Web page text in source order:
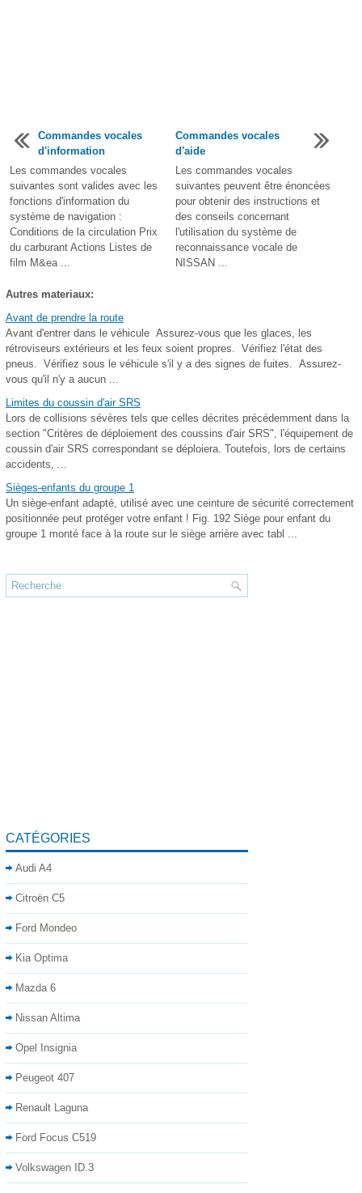
Commandes vocales
d'information
Les commandes vocales
suivantes sont valides avec les
fonctions d'information du
système de navigation :
Conditions de la circulation Prix
du carburant Actions Listes de
film M&ea ...
Commandes vocales
d'aide
Les commandes vocales
suivantes peuvent être énoncées
pour obtenir des instructions et
des conseils concernant
l'utilisation du système de
reconnaissance vocale de
NISSAN ...
Autres materiaux:
Avant de prendre la route
Avant d'entrer dans le véhicule Assurez-vous que les glaces, les
rétroviseurs extérieurs et les feux soient propres. Vérifiez l'état des
pneus. Vérifiez sous le véhicule s'il y a des signes de fuites. Assurez-
vous qu'il n'y a aucun ...
Limites du coussin d'air SRS
Lors de collisions sévères tels que celles décrites précédemment dans la
section "Critères de déploiement des coussins d'air SRS", l'équipement de
coussin d'air SRS correspondant se déploiera. Toutefois, lors de certains
accidents, ...
Sièges-enfants du groupe 1
Un siège-enfant adapté, utilisé avec une ceinture de sécurité correctement
positionnée peut protéger votre enfant ! Fig. 192 Siège pour enfant du
groupe 1 monté face à la route sur le siège arrière avec tabl ...
CATÉGORIES
Audi A4
Citroën C5
Ford Mondeo
Kia Optima
Mazda 6
Nissan Altima
Opel Insignia
Peugeot 407
Renault Laguna
Ford Focus C519
Volkswagen ID.3